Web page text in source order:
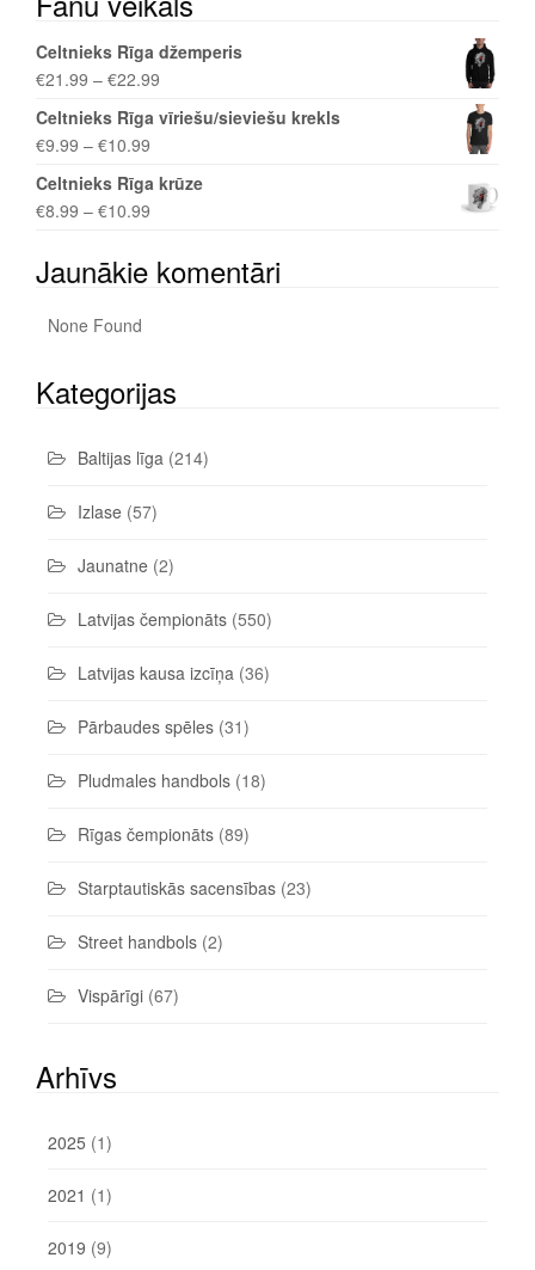
Celtnieks Rīga džemperis
€21.99 – €22.99
Celtnieks Rīga vīriešu/sieviešu krekls
€9.99 – €10.99
Celtnieks Rīga krūze
€8.99 – €10.99
Jaunākie komentāri
None Found
Kategorijas
Baltijas līga (214)
Izlase (57)
Jaunatne (2)
Latvijas čempionāts (550)
Latvijas kausa izcīņa (36)
Pārbaudes spēles (31)
Pludmales handbols (18)
Rīgas čempionāts (89)
Starptautiskās sacensības (23)
Street handbols (2)
Vispārīgi (67)
Arhīvs
2025 (1)
2021 (1)
2019 (9)